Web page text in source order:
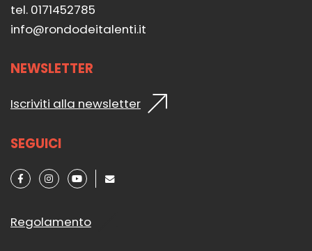
tel. 0171452785
info@rondodeitalenti.it
NEWSLETTER
Iscriviti alla newsletter
SEGUICI
Regolamento